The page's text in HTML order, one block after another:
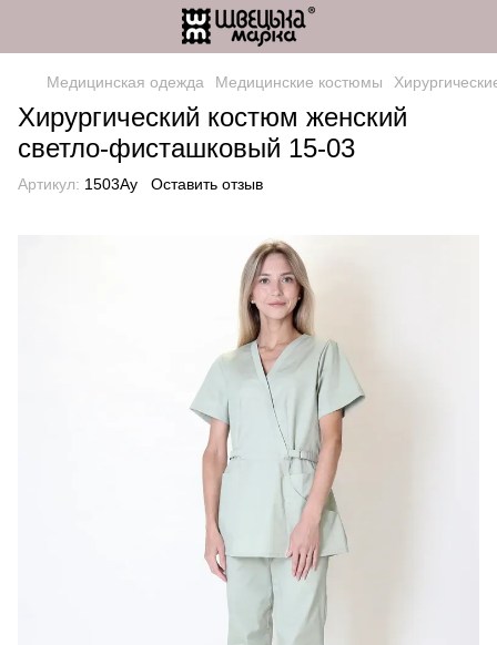
Медицинская одежда Медицинские костюмы
Хирургический костюм женский
светло-фисташковый 15-03
Артикул: 1503Ay Оставить отзыв